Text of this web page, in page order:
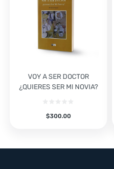
VOY A SER DOCTOR
¿QUIERES SER MI NOVIA?
$300.00